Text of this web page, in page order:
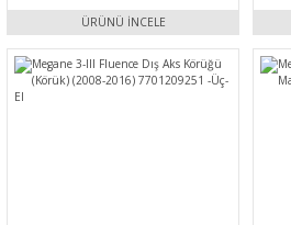
ÜRÜNÜ İNCELE